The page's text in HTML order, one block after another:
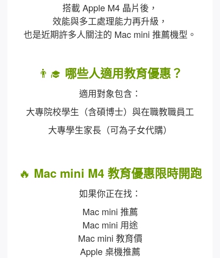
搭載 Apple M4 晶片後，
效能與多工處理能力再升級，
也是近期許多人關注的 Mac mini 推薦機型。
👨‍🎓 哪些人適用教育優惠？
適用對象包含：
大專院校學生（含碩博士）與在職教職員工
大專學生家長（可為子女代購）
🔥 Mac mini M4 教育優惠限時開跑
如果你正在找：
Mac mini 推薦
Mac mini 用途
Mac mini 教育價
Apple 桌機推薦